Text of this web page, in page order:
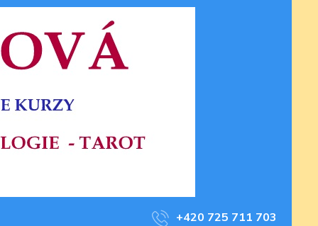
+420 725 711 703